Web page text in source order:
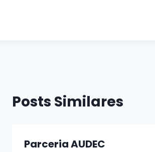
Posts Similares
Parceria AUDEC